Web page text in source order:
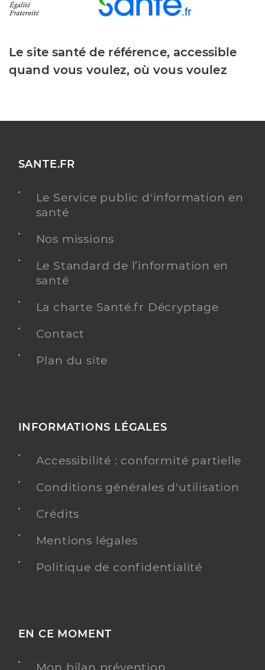
Le site santé de référence, accessible
quand vous voulez, où vous voulez
SANTE.FR
Le Service public d'information en
santé
Nos missions
Le Standard de l’information en
santé
La charte Santé.fr Décryptage
Contact
Plan du site
INFORMATIONS LÉGALES
Accessibilité : conformité partielle
Conditions générales d'utilisation
Crédits
Mentions légales
Politique de confidentialité
EN CE MOMENT